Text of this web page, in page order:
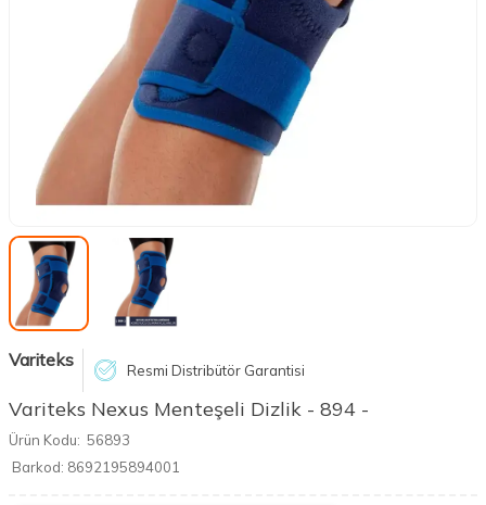
Variteks Resmi Distribütör Garantisi
Variteks Nexus Menteşeli Dizlik - 894 -
Ürün Kodu: 56893
Barkod: 8692195894001